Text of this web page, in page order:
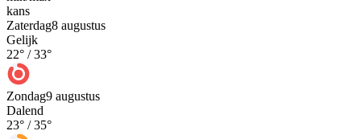
kans
Zaterdag8 augustus
Gelijk
22° /33°
Zondag9 augustus
Dalend
23° /35°